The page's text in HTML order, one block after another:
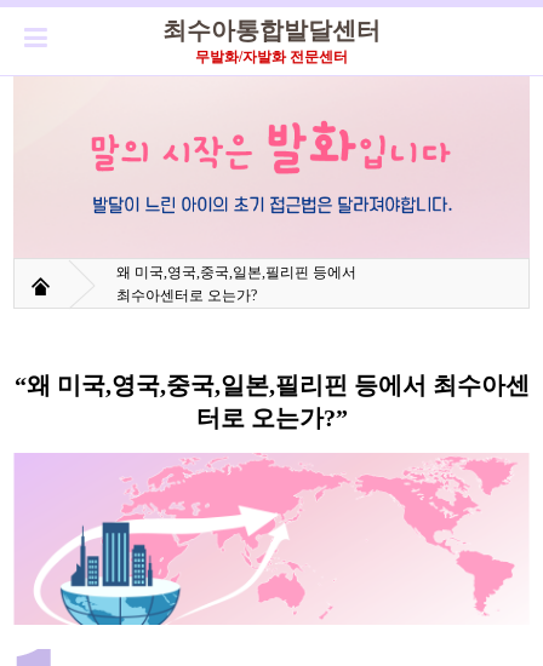
최수아통합발달센터
무발화/자발화 전문센터
왜 미국,영국,중국,일본,필리핀 등에서
최수아센터로 오는가?
“왜 미국,영국,중국,일본,필리핀 등에서 최수아센
터로 오는가?”